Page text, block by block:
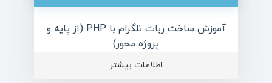
آموزش ساخت ربات تلگرام با PHP (از پایه و
پروژه محور)
اطلاعات بیشتر